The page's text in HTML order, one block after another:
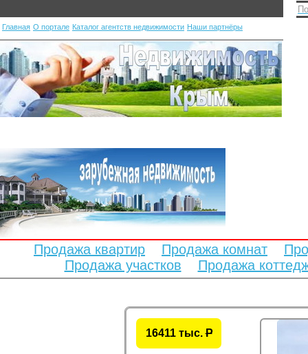
Главная О портале Каталог агентств недвижимости Наши партнёры
Продажа квартир Продажа комнат
Продажа участков
Продажа
16411 тыс.P